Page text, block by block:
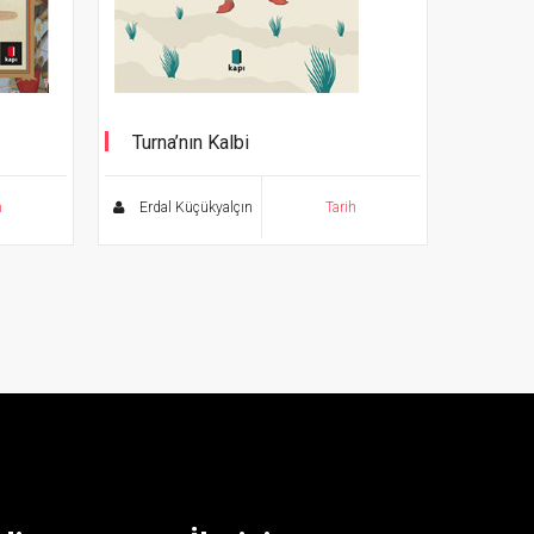
Turna’nın Kalbi
Erdal Küçükyalçın Tarih